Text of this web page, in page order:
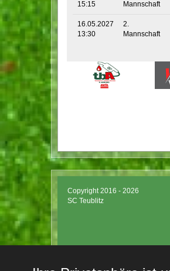
15:15
Mannschaft
16.05.2027
13:30
2.
Mannschaft
Copyright 2016 - 2026
SC Teublitz